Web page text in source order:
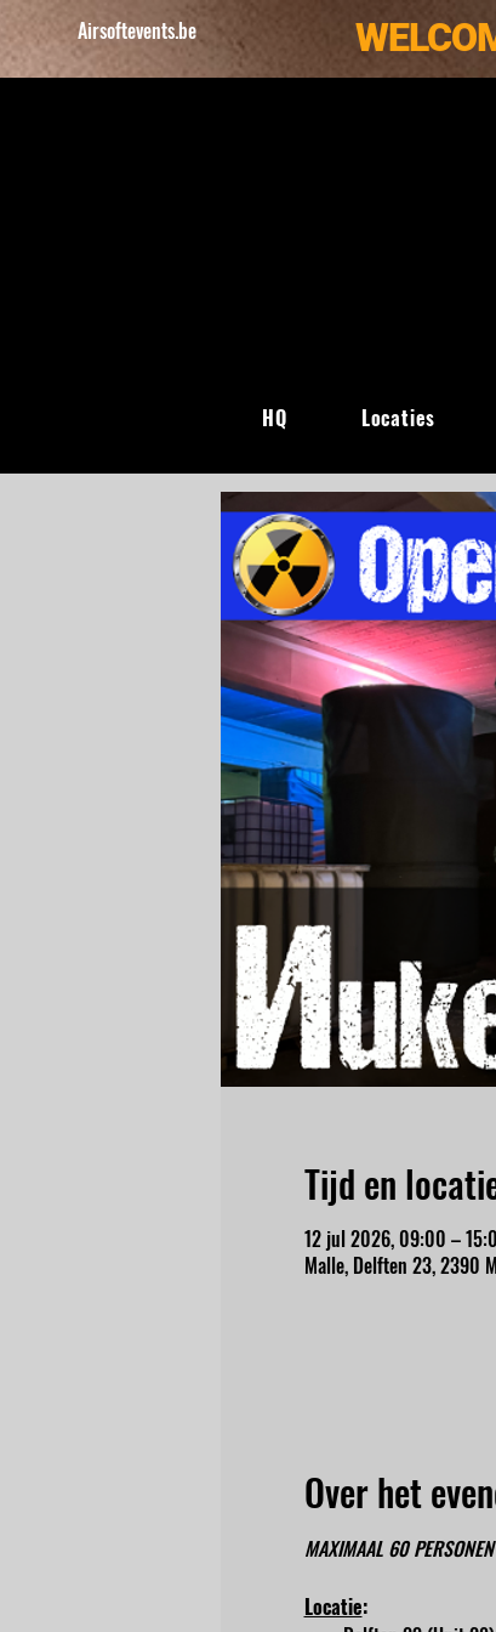
Airsoftevents.be
Tijd en
12 jul 2026, 09:00 –
Malle, Delften 23, 2390
Over het
MAXIMAAL 60 PERSONEN
Locatie:
HQ Locaties